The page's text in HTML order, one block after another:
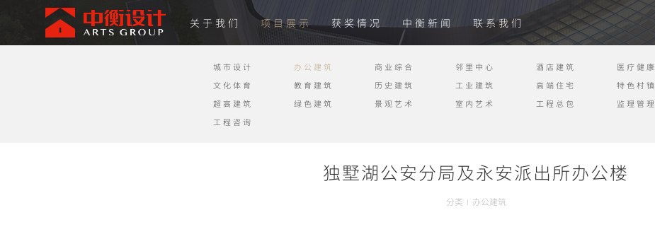
关于我们 项目展示 获奖情况 中衡新闻 联系我们
城市设计 办公建筑 商业综合 邻里中心 酒店建筑 医疗健康
文化体育
教育建筑 历史建筑 工业建筑 高端住宅 特色村镇
超高建筑
绿色建筑 景观艺术 室内艺术 工程总包 监理管理
工程咨询
独墅湖公安分局及永安派出所办公楼
分类 I 办公建筑